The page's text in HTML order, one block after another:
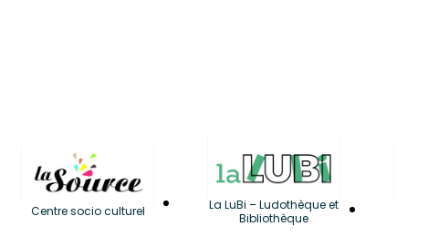
Centre socio culturel
La LuBi – Ludothèque et
Bibliothèque